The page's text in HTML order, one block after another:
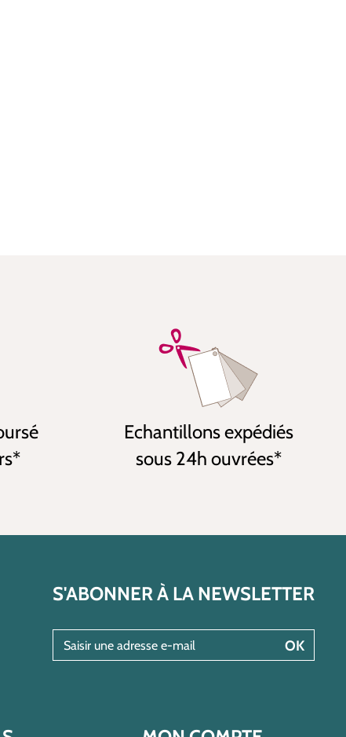
Echantillons expédiés
sous 24h ouvrées*
S'ABONNER À LA NEWSLETTER
OK